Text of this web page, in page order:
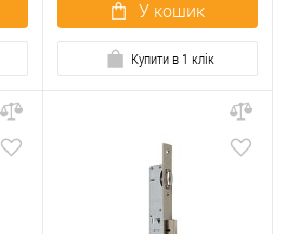
У кошик
Купити в 1 клік